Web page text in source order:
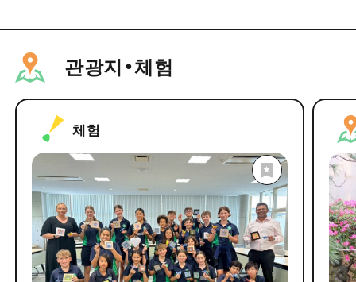
관광지・체험
체험